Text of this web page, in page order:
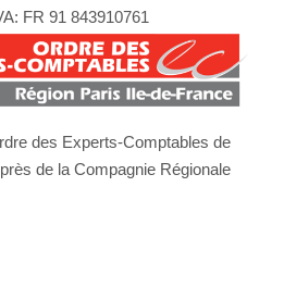
FR 91 843910761
des Experts-Comptables de
de la Compagnie Régionale